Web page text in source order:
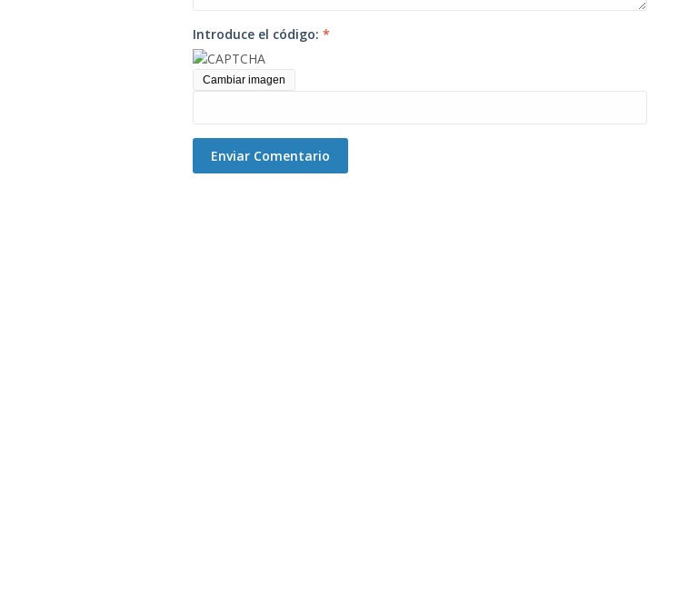
Introduce el código: *
Cambiar imagen
Enviar Comentario